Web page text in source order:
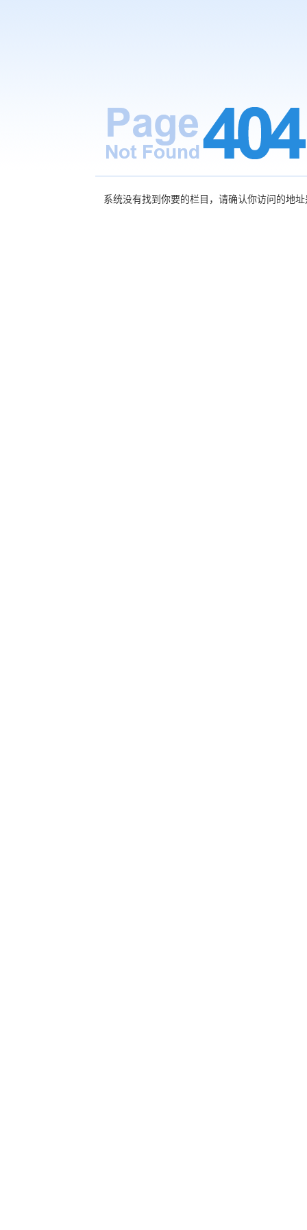
系统没有找到你要的栏目，请确认你访问的地